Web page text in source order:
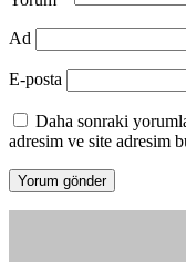
Ad
E-posta
Daha sonraki
adresim ve site adresim